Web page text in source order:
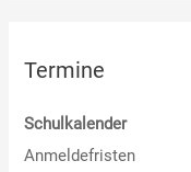
Termine
Schulkalender
Anmeldefristen